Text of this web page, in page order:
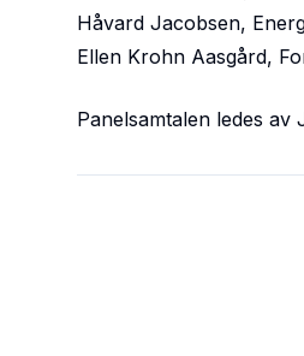
Håvard Jacobsen,
Ellen Krohn Aasgård,
Panelsamtalen ledes